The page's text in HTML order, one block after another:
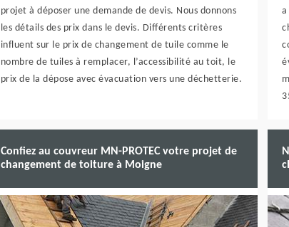
projet à déposer une demande de devis. Nous donnons
les détails des prix dans le devis. Différents critères
influent sur le prix de changement de tuile comme le
nombre de tuiles à remplacer, l’accessibilité au toit, le
prix de la dépose avec évacuation vers une déchetterie.
Confiez au couvreur MN-PROTEC votre projet de
changement de toiture à Moigne